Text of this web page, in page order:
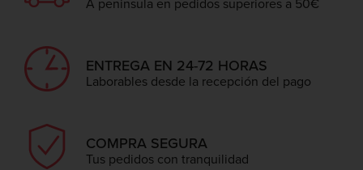
ENTREGA EN 24-72 HORAS
Laborables desde la recepción del pago
COMPRA SEGURA
Tus pedidos con tranquilidad